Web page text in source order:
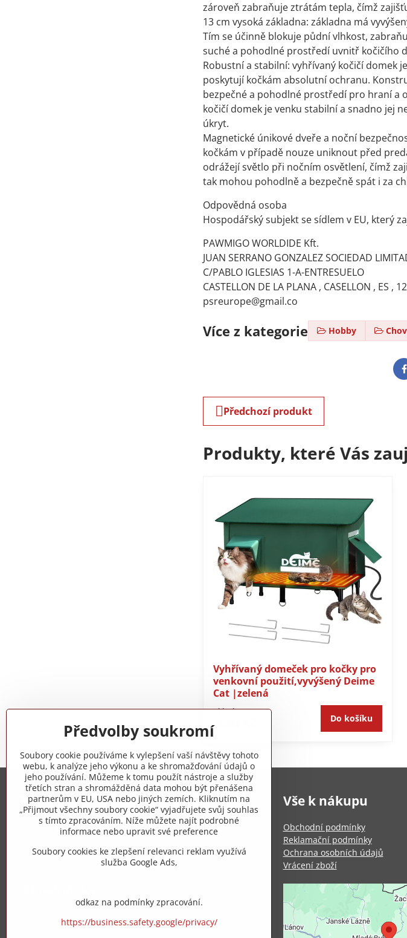
zároveň zabraňuje ztrátám tepla, čímž
13 cm vysoká základna: základna má
Tím se účinně blokuje půdní vlhkost,
suché a pohodlné prostředí uvnitř kočičího
Robustní a stabilní: vyhřívaný kočičí domek
poskytují kočkám absolutní ochranu.
bezpečné a pohodlné prostředí pro hraní a
kočičí domek je venku stabilní a snadno jej
úkryt.
Magnetické únikové dveře a noční
kočkám v případě nouze uniknout před
odrážejí světlo při nočním osvětlení, čímž
tak mohou pohodlně a bezpečně spát i za
Odpovědná osoba
Hospodářský subjekt se sídlem v EU, který
PAWMIGO WORLDIDE Kft.
JUAN SERRANO GONZALEZ SOCIEDAD
C/PABLO IGLESIAS 1-A-ENTRESUELO
CASTELLON DE LA PLANA , CASELLON , ES ,
psreurope@gmail.co
Více z kategorie Hobby
Předchozí produkt
Produkty, které Vás
Vyhřívaný domeček pro kočky pro
venkovní použití,vyvýšený Deime
Cat |zelená
Skladem
3690 Kč Do košíku
Trovita s.r.o.
+420 775 973 319
info​@zipzop​.cz
Vše k nákupu
Obchodní podmínky
Reklamační podmínky
Ochrana osobních údajů
Vrácení zboží
Předvolby soukromí
Soubory cookie používáme k vylepšení vaší návštěvy tohoto
webu, k analýze jeho výkonu a ke shromažďování údajů o
jeho používání. Můžeme k tomu použít nástroje a služby
třetích stran a shromážděná data mohou být přenášena
partnerům v EU, USA nebo jiných zemích. Kliknutím na
„Přijmout všechny soubory cookie“ vyjadřujete svůj souhlas
s tímto zpracováním. Níže můžete najít podrobné
informace nebo upravit své preference
Soubory cookies ke zlepšení relevanci reklam využívá
služba Google Ads,
odkaz na podmínky zpracování.
https://business.safety.google/privacy/